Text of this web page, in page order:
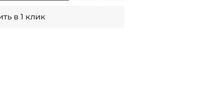
в 1 клик